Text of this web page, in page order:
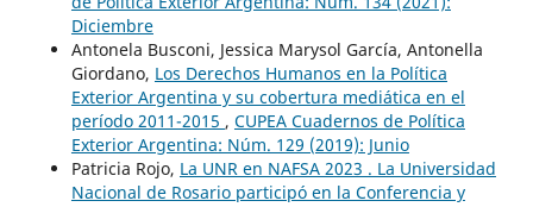
Diciembre
Antonela Busconi, Jessica Marysol García, Antonella
Giordano, Los Derechos Humanos en la Política
Exterior Argentina y su cobertura mediática en el
período 2011-2015 , CUPEA Cuadernos de Política
Exterior Argentina: Núm. 129 (2019): Junio
Patricia Rojo, La UNR en NAFSA 2023 . La Universidad
Nacional de Rosario participó en la Conferencia y